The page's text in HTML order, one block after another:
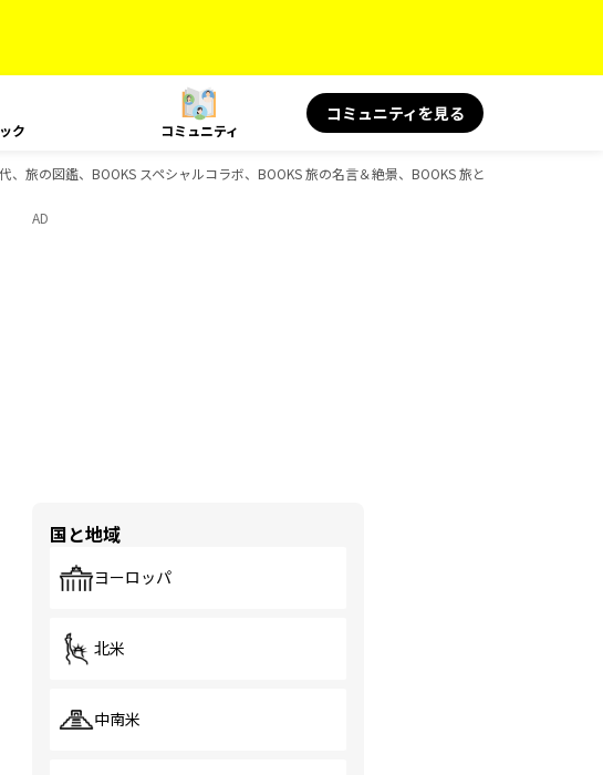
ク コミュニティ
コミュニティを見る
の図鑑、BOOKS スペシャルコラボ、BOOKS 旅の名言＆絶景、BOOKS 旅と健康、BOOKS 旅
AD
国と地域
ヨーロッパ
北米
中南米